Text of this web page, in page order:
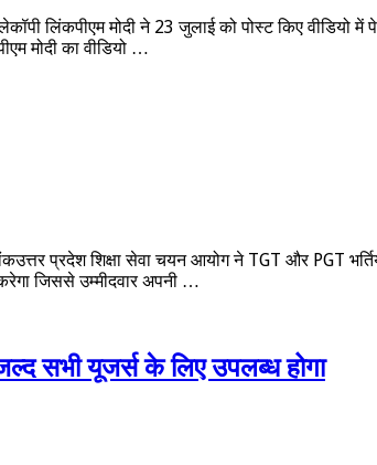
मोदी ने 23 जुलाई को पोस्ट किए वीडियो में
मोदी का वीडियो …
प्रदेश शिक्षा सेवा चयन आयोग ने TGT और PGT
जिससे उम्मीदवार अपनी …
सभी यूजर्स के लिए उपलब्ध होगा